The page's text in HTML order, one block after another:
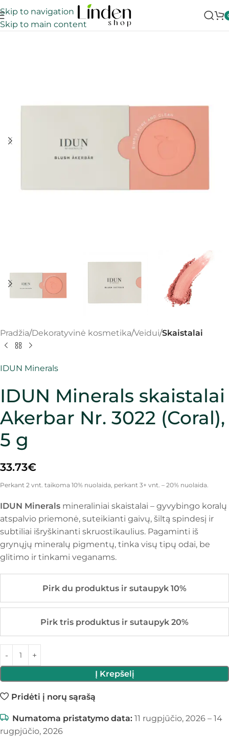
Skip to navigation
Skip to main content
Pradžia Dekoratyvinė kosmetika Veidui Skaistalai
IDUN Minerals
IDUN Minerals skaistalai
Akerbar Nr. 3022 (Coral),
5 g
33.73€
Perkant 2 vnt. taikoma 10% nuolaida, perkant 3+ vnt. – 20% nuolaida.
IDUN Minerals mineraliniai skaistalai – gyvybingo koralų
atspalvio priemonė, suteikianti gaivų, šiltą spindesį ir
subtiliai išryškinanti skruostikaulius. Pagaminti iš
grynųjų mineralų pigmentų, tinka visų tipų odai, be
glitimo ir tinkami veganams.
Pirk du produktus ir sutaupyk 10%
Pirk tris produktus ir sutaupyk 20%
Į Krepšelį
Pridėti į norų sąrašą
Numatoma pristatymo data: 11 rugpjūčio, 2026 – 14
rugpjūčio, 2026